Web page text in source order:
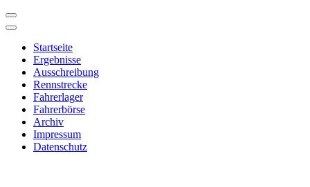
Startseite
Ergebnisse
Ausschreibung
Rennstrecke
Fahrerlager
Fahrerbörse
Archiv
Impressum
Datenschutz